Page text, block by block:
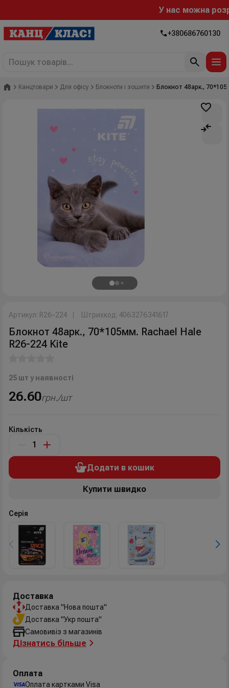
У нас можна
+380686760130
Головна
Канцтовари Для офісу Блокноти і зошити Блокнот 48арк.,
Артикул: R26-224 Штрихкод: 4063276341617
Блокнот 48арк., 70*105мм. Rachael Hale
R26-224 Kite
25 шт у наявності
26.60грн./шт
Кількість
Додати в кошик
Купити швидко
Серія
Доставка
Доставка "Нова пошта"
Доставка "Укр пошта"
Самовивіз з магазинів
Дізнатись більше
Оплата
Оплата картками Visa